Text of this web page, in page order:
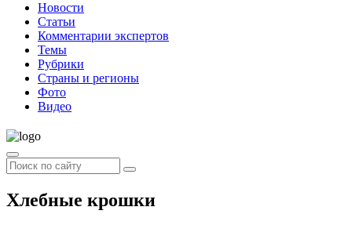
Новости
Статьи
Комментарии экспертов
Темы
Рубрики
Страны и регионы
Фото
Видео
Хлебные крошки